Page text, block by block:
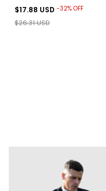
2023 Onefit
$17.88 USD -32% OFF
$26.31 USD